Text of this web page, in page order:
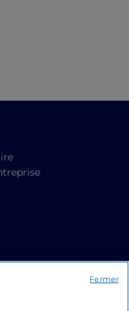
Fermer